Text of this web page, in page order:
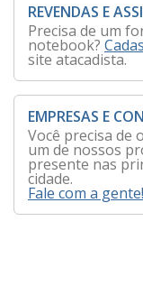
REVENDAS E
Precisa de um
notebook?
site atacadista.
EMPRESAS E
Você precisa de
um de nossos
presente nas
cidade.
Fale com a gente!